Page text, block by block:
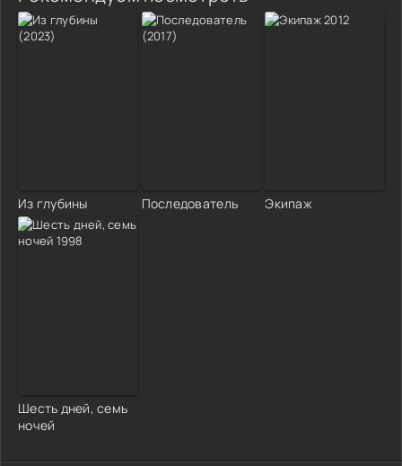
Из глубины Последователь Экипаж
Шесть дней, семь
ночей